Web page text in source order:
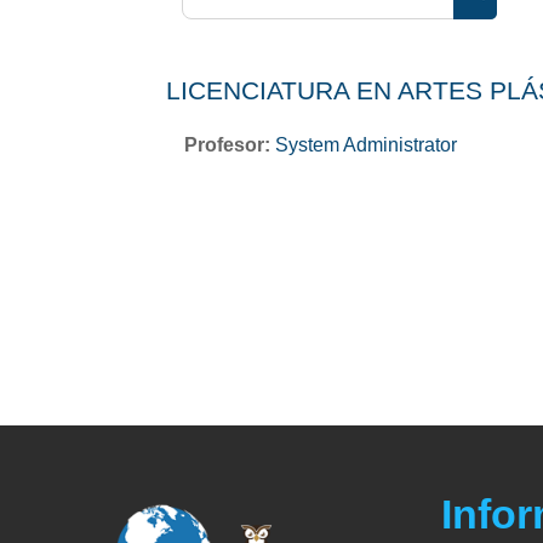
Buscar
LICENCIATURA EN ARTES
Profesor: System Administrator